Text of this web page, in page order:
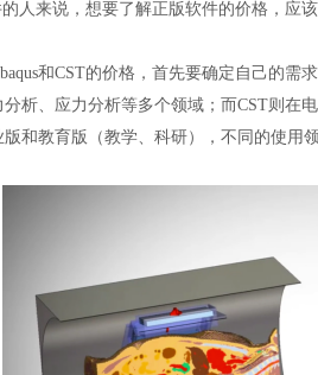
人来说， 想要了解正版软件的价格，应
和CST的价格，首先要确定自己的需
析、应力分析等多个领域；而CST则在
和教育版（教学、科研），不同的使用